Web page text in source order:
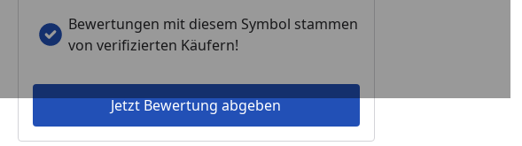
Bewertungen mit diesem Symbol stammen
von verifizierten Käufern!
Jetzt Bewertung abgeben